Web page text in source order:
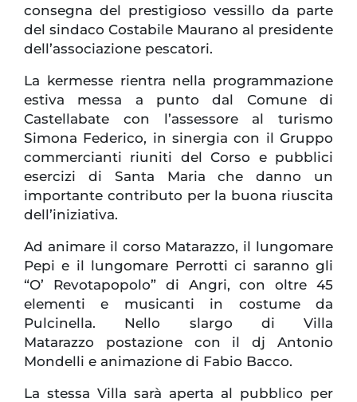
consegna del prestigioso vessillo da parte
del sindaco Costabile Maurano al presidente
dell’associazione pescatori.
La kermesse rientra nella programmazione
estiva messa a punto dal Comune di
Castellabate con l’assessore al turismo
Simona Federico, in sinergia con il Gruppo
commercianti riuniti del Corso e pubblici
esercizi di Santa Maria che danno un
importante contributo per la buona riuscita
dell’iniziativa.
Ad animare il corso Matarazzo, il lungomare
Pepi e il lungomare Perrotti ci saranno gli
“O’ Revotapopolo” di Angri, con oltre 45
elementi e musicanti in costume da
Pulcinella. Nello slargo di Villa
Matarazzo postazione con il dj Antonio
Mondelli e animazione di Fabio Bacco.
La stessa Villa sarà aperta al pubblico per